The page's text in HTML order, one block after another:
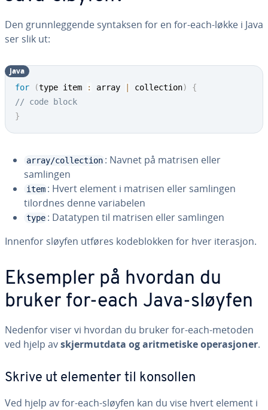
Den grunnleggende syntaksen for en for-each-løkke i Java
ser slik ut:
for (type item : array collection)
{
// code block
}
Java
array/collection : Navnet på matrisen eller
samlingen
item : Hvert element i matrisen eller samlingen
tilordnes denne variabelen
type : Datatypen til matrisen eller samlingen
Innenfor sløyfen utføres kodeblokken for hver iterasjon.
Eksempler på hvordan du
bruker for-each Java-sløyfen
Nedenfor viser vi hvordan du bruker for-each-metoden
ved hjelp avskjermutdata og aritmetiske operasjoner.
Skrive ut elementer til konsollen
Ved hjelp av for-each-sløyfen kan du vise hvert element i